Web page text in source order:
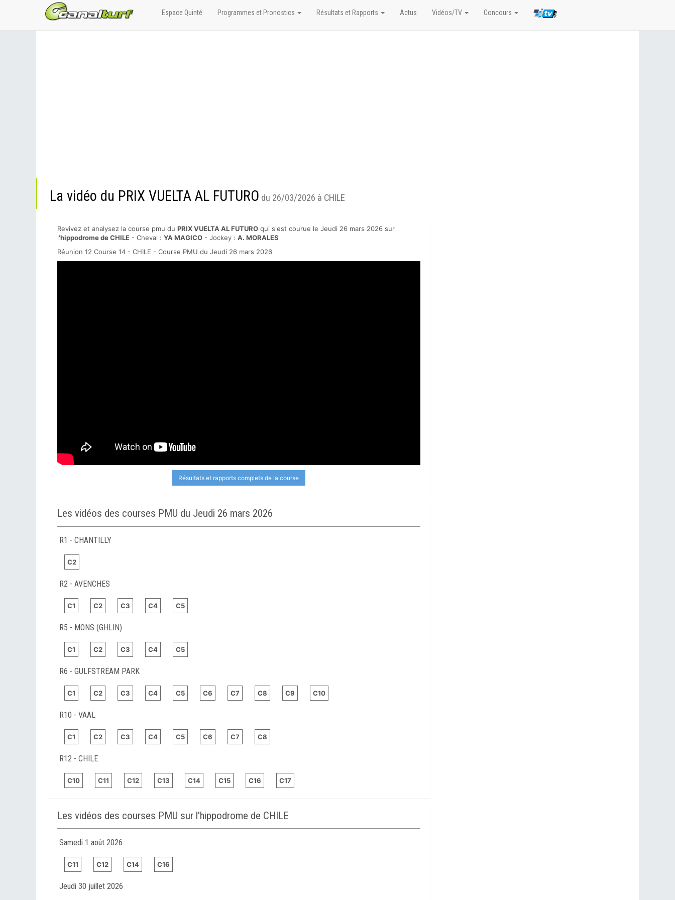
La vidéo du PRIX VUELTA AL FUTURO du 26/03/2026 à CHILE
Revivez et analysez la course pmu du PRIX VUELTA AL FUTURO qui s'est courue le Jeudi 26 mars 2026 sur
l'hippodrome de CHILE - Cheval : YA MAGICO - Jockey : A. MORALES
Réunion 12 Course 14 - CHILE - Course PMU du Jeudi 26 mars 2026
Résultats et rapports complets de la course
Les vidéos des courses PMU du Jeudi 26 mars 2026
R1 - CHANTILLY
C2
R2 - AVENCHES
C1 C2 C3 C4 C5
R5 - MONS (GHLIN)
C1 C2 C3 C4 C5
R6 - GULFSTREAM PARK
C1 C2 C3 C4 C5 C6 C7 C8 C9 C10
R10 - VAAL
C1 C2 C3 C4 C5 C6 C7 C8
R12 - CHILE
C10 C11 C12 C13 C14 C15 C16 C17
Les vidéos des courses PMU sur l'hippodrome de CHILE
Samedi 1 août 2026
C11 C12 C14 C16
Jeudi 30 juillet 2026
Espace Quinté Programmes et Pronostics Résultats et Rapports Actus Vidéos/TV Concours